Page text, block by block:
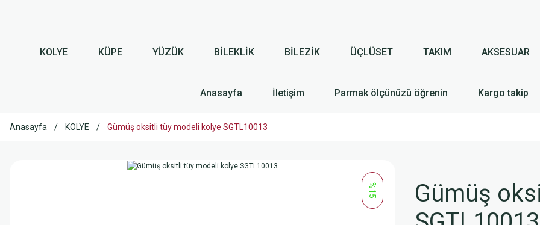
KOLYE KÜPE YÜZÜK BİLEKLİK BİLEZİK ÜÇLÜSET TAKIM AKSESUAR
Anasayfa İletişim Parmak ölçünüzü öğrenin Kargo takip
Anasayfa KOLYE Gümüş oksitli tüy modeli kolye SGTL10013
%15
Gümüş